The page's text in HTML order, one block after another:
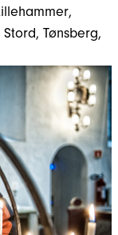
,
Stord, Tønsberg,